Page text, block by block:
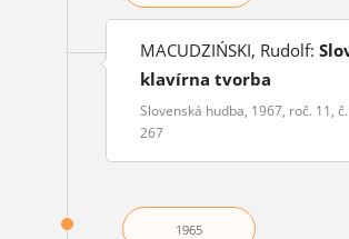
MACUDZIŃSKI, Rudolf:
klavírna tvorba
Slovenská hudba, 1967, roč. 11,
267
1965